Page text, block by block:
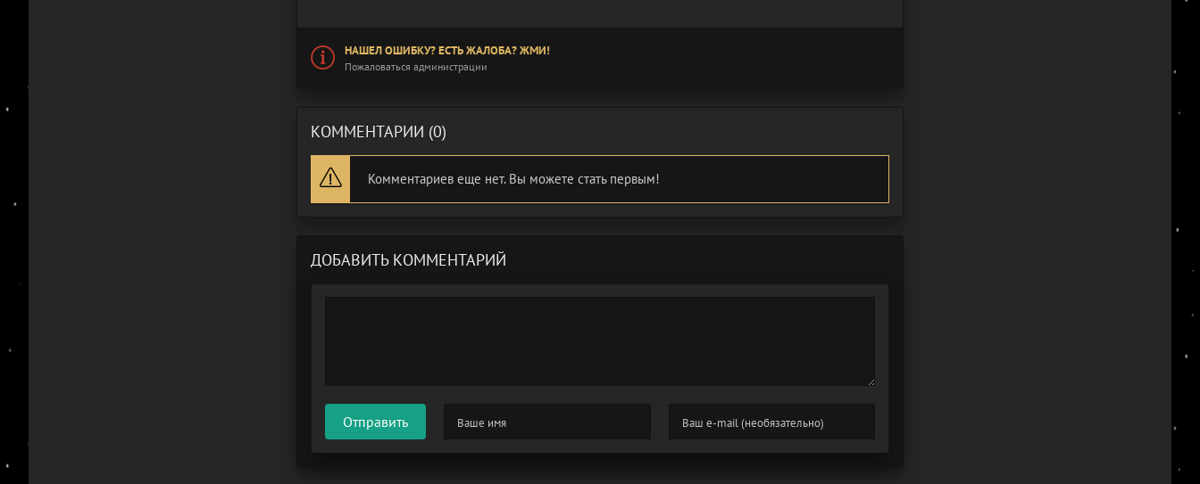
НАШЕЛ ОШИБКУ? ЕСТЬ ЖАЛОБА? ЖМИ!
Пожаловаться администрации
КОММЕНТАРИИ (0)
Комментариев еще нет. Вы можете стать первым!
ДОБАВИТЬ КОММЕНТАРИЙ
Отправить